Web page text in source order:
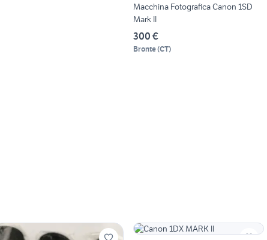
Macchina Fotografica Canon 1SD
Mark II
300 €
Bronte(CT)